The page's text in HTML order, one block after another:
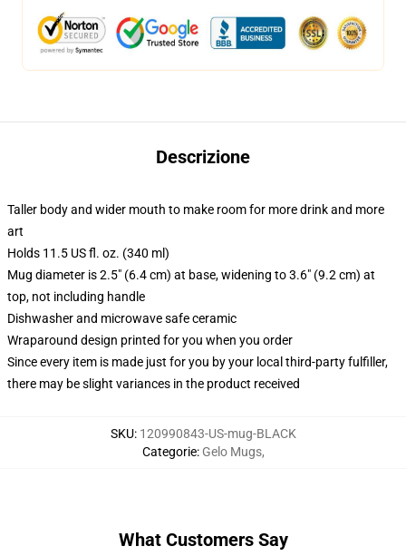
Descrizione
Taller body and wider mouth to make room for more drink and more
art
Holds 11.5 US fl. oz. (340 ml)
Mug diameter is 2.5" (6.4 cm) at base, widening to 3.6" (9.2 cm) at
top, not including handle
Dishwasher and microwave safe ceramic
Wraparound design printed for you when you order
Since every item is made just for you by your local third-party fulfiller,
there may be slight variances in the product received
SKU: 120990843-US-mug-BLACK
Categorie: Gelo Mugs,
What Customers Say